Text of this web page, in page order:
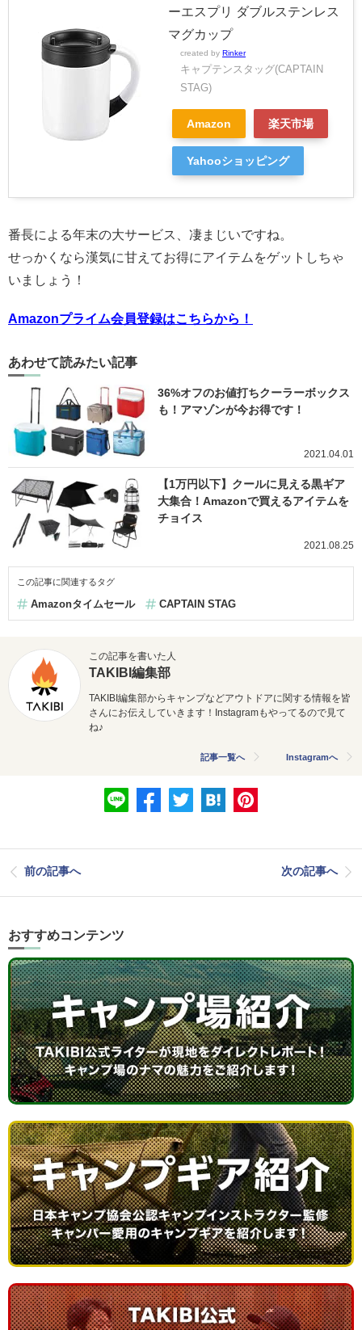
ーエスプリ ダブルステンレス
マグカップ
created by Rinker
キャプテンスタッグ(CAPTAIN
STAG)
Amazon 楽天市場
Yahooショッピング
番長による年末の大サービス、凄まじいですね。
せっかくなら漢気に甘えてお得にアイテムをゲットしちゃ
いましょう！
Amazonプライム会員登録はこちらから！
あわせて読みたい記事
36%オフのお値打ちクーラーボックス
も！アマゾンが今お得です！
2021.04.01
【1万円以下】クールに見える黒ギア
大集合！Amazonで買えるアイテムを
チョイス
2021.08.25
この記事に関連するタグ
Amazonタイムセール CAPTAIN STAG
この記事を書いた人
TAKIBI編集部
TAKIBI編集部からキャンプなどアウトドアに関する情報を皆
さんにお伝えしていきます！Instagramもやってるので見て
ね♪
記事一覧へ Instagramへ
前の記事へ 次の記事へ
おすすめコンテンツ